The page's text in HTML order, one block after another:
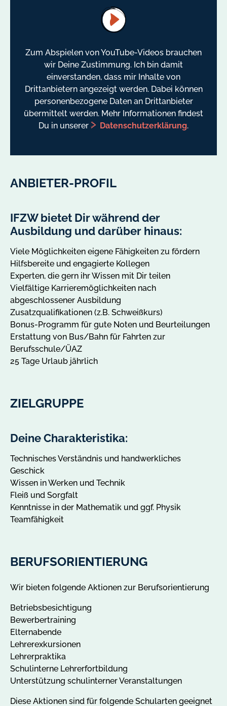
Zum Abspielen von YouTube-Videos brauchen
wir Deine Zustimmung. Ich bin damit
einverstanden, dass mir Inhalte von
Drittanbietern angezeigt werden. Dabei können
personenbezogene Daten an Drittanbieter
übermittelt werden. Mehr Informationen findest
Du in unserer
Datenschutzerklärung.
ANBIETER-PROFIL
IFZW bietet Dir während der
Ausbildung und darüber hinaus:
Viele Möglichkeiten eigene Fähigkeiten zu fördern
Hilfsbereite und engagierte Kollegen
Experten, die gern ihr Wissen mit Dir teilen
Vielfältige Karrieremöglichkeiten nach
abgeschlossener Ausbildung
Zusatzqualifikationen (z.B. Schweißkurs)
Bonus-Programm für gute Noten und Beurteilungen
Erstattung von Bus/Bahn für Fahrten zur
Berufsschule/ÜAZ
25 Tage Urlaub jährlich
ZIELGRUPPE
Deine Charakteristika:
Technisches Verständnis und handwerkliches
Geschick
Wissen in Werken und Technik
Fleiß und Sorgfalt
Kenntnisse in der Mathematik und ggf. Physik
Teamfähigkeit
BERUFSORIENTIERUNG
Wir bieten folgende Aktionen zur Berufsorientierung
Betriebsbesichtigung
Bewerbertraining
Elternabende
Lehrerexkursionen
Lehrerpraktika
Schulinterne Lehrerfortbildung
Unterstützung schulinterner Veranstaltungen
Diese Aktionen sind für folgende Schularten geeignet